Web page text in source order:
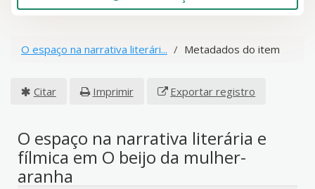
O espaço na narrativa literári... Metadados do item
Citar Imprimir Exportar registro
O espaço na narrativa literária e
fílmica em O beijo da mulher-
aranha